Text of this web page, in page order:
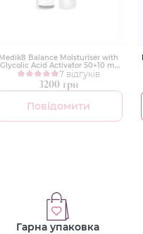
Medik8 Balance Moisturiser with
Glycolic Acid Activator 50+10 ml
Зволожуючий крем із
пробіотиками, АНА і матуючою
дією
7 відгуків
3200 грн
Повідомити
Гарна упаковка